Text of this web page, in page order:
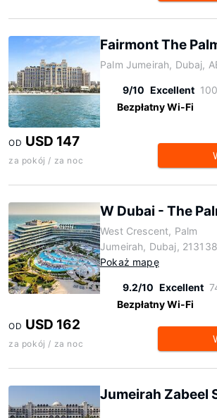
Fairmont The
Palm Jumeirah, Dubaj,
9/10 Excellent
Bezpłatny Wi-Fi
OD USD 147
za pokój / za noc
W Dubai - The
West Crescent, Palm
Jumeirah, Dubaj,
Pokaż mapę
9.2/10 Excellent
Bezpłatny Wi-Fi
OD USD 162
za pokój / za noc
Jumeirah Zabeel